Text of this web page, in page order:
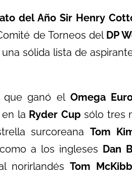
del Año Sir Henry
de Torneos del DP
sólida lista de
que ganó el Omega
la Ryder Cup sólo tres
surcoreana Tom
a los ingleses Dan
norirlandés Tom